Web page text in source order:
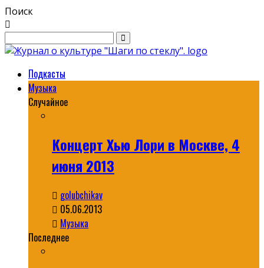
Поиск
Подкасты
Музыка
Случайное
Концерт Хью Лори в Москве, 4
июня 2013
golubchikav
05.06.2013
Музыка
Последнее